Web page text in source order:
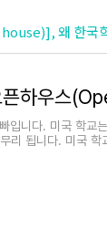
왜 한국
입니다. 미국 학교
리 됩니다. 미국